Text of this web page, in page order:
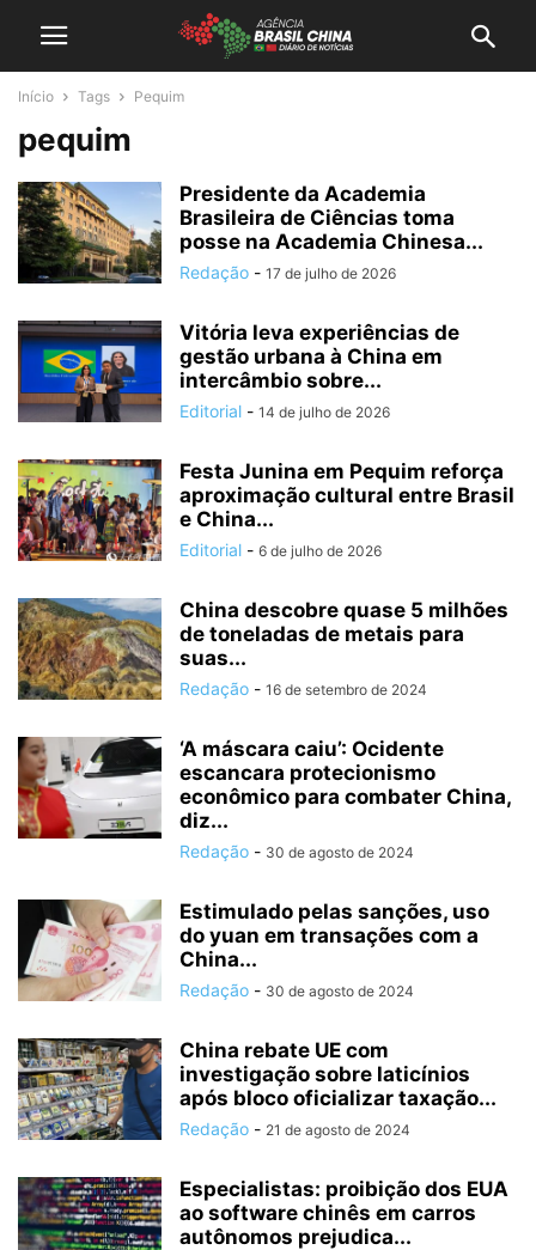
Início Tags Pequim
pequim
Presidente da Academia
Brasileira de Ciências toma
posse na Academia Chinesa...
Redação - 17 de julho de 2026
Vitória leva experiências de
gestão urbana à China em
intercâmbio sobre...
Editorial - 14 de julho de 2026
Festa Junina em Pequim reforça
aproximação cultural entre Brasil
e China...
Editorial - 6 de julho de 2026
China descobre quase 5 milhões
de toneladas de metais para
suas...
Redação - 16 de setembro de 2024
‘A máscara caiu’: Ocidente
escancara protecionismo
econômico para combater China,
diz...
Redação - 30 de agosto de 2024
Estimulado pelas sanções, uso
do yuan em transações com a
China...
Redação - 30 de agosto de 2024
China rebate UE com
investigação sobre laticínios
após bloco oficializar taxação...
Redação - 21 de agosto de 2024
Especialistas: proibição dos EUA
ao software chinês em carros
autônomos prejudica...